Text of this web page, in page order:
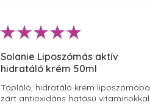
Solanie Liposzómás aktív
hidratáló krém 50ml
Tápláló, hidratáló krém liposzómába
zárt antioxidáns hatású vitaminokkal